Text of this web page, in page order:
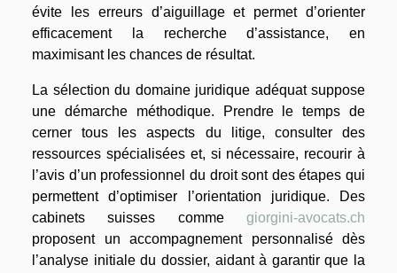
évite les erreurs d’aiguillage et permet d’orienter
efficacement la recherche d’assistance, en
maximisant les chances de résultat.
La sélection du domaine juridique adéquat suppose
une démarche méthodique. Prendre le temps de
cerner tous les aspects du litige, consulter des
ressources spécialisées et, si nécessaire, recourir à
l’avis d’un professionnel du droit sont des étapes qui
permettent d’optimiser l’orientation juridique. Des
cabinets suisses comme giorgini-avocats.ch
proposent un accompagnement personnalisé dès
l’analyse initiale du dossier, aidant à garantir que la